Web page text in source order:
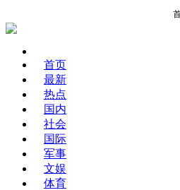
首页
最新
热点
国内
社会
国际
军事
文娱
体育